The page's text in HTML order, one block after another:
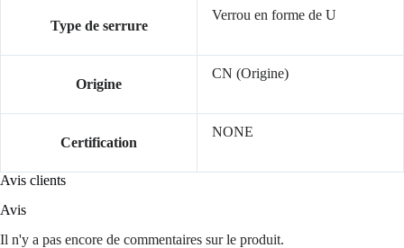
Type de serrure
Verrou en forme de U
Origine
CN (Origine)
Certification
NONE
Avis clients
Avis
Il n'y a pas encore de commentaires sur le produit.